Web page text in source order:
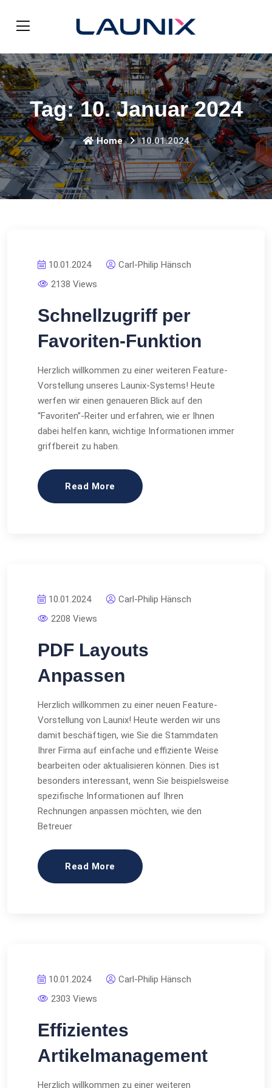
Tag:10. Januar 2024
Home 10.01.2024
10.01.2024
Carl-Philip Hänsch
2138 Views
Schnellzugriff per
Favoriten-Funktion
Herzlich willkommen zu einer weiteren Feature-
Vorstellung unseres Launix-Systems! Heute
werfen wir einen genaueren Blick auf den
“Favoriten”-Reiter und erfahren, wie er Ihnen
dabei helfen kann, wichtige Informationen immer
griffbereit zu haben.
Read More
10.01.2024
Carl-Philip Hänsch
2208 Views
PDF Layouts
Anpassen
Herzlich willkommen zu einer neuen Feature-
Vorstellung von Launix! Heute werden wir uns
damit beschäftigen, wie Sie die Stammdaten
Ihrer Firma auf einfache und effiziente Weise
bearbeiten oder aktualisieren können. Dies ist
besonders interessant, wenn Sie beispielsweise
spezifische Informationen auf Ihren
Rechnungen anpassen möchten, wie den
Betreuer
Read More
10.01.2024
Carl-Philip Hänsch
2303 Views
Effizientes
Artikelmanagement
Herzlich willkommen zu einer weiteren